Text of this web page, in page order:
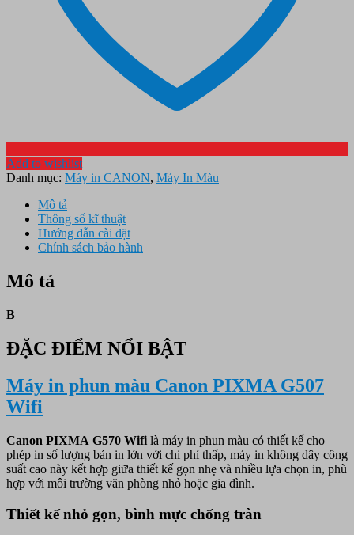
Add to wishlist
Danh mục: Máy in CANON, Máy In Màu
Mô tả
Thông số kĩ thuật
Hướng dẫn cài đặt
Chính sách bảo hành
Mô tả
B
ĐẶC ĐIỂM NỔI BẬT
Máy in phun màu Canon PIXMA G507
Wifi
Canon PIXMA G570 Wifi là máy in phun màu có thiết kế cho
phép in số lượng bản in lớn với chi phí thấp, máy in không dây công
suất cao này kết hợp giữa thiết kế gọn nhẹ và nhiều lựa chọn in, phù
hợp với môi trường văn phòng nhỏ hoặc gia đình.
Thiết kế nhỏ gọn, bình mực chống tràn